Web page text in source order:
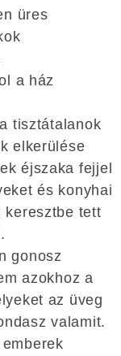
üres
a ház
tisztátalanok
elkerülése
éjszaka fejjel
és konyhai
keresztbe tett
gonosz
azokhoz a
az üveg
valamit.